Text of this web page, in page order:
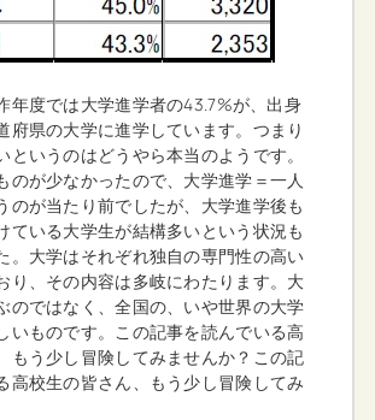
年度では大学進学者の43.7%が、出身
府県の大学に進学しています。つまり
というのはどうやら本当のようです。
のが少なかったので、大学進学＝一人
のが当たり前でしたが、大学進学後も
ている大学生が結構多いという状況も
。大学はそれぞれ独自の専門性の高い
り、その内容は多岐にわたります。大
のではなく、全国の、いや世界の大学
いものです。この記事を読んでいる高
もう少し冒険してみませんか？この記
高校生の皆さん、もう少し冒険してみ